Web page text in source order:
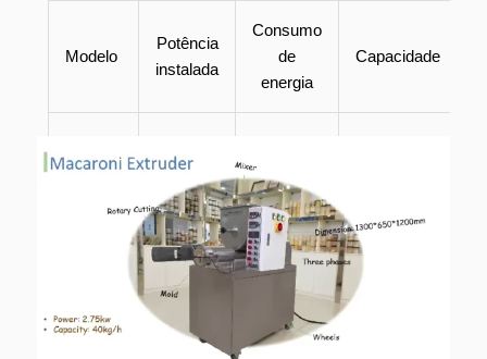
Modelo
Potência
instalada
Consumo
de
energia
Capacidade
8,85 kw 5,5 kw 100 kg/h
200
31 kw 19 kw